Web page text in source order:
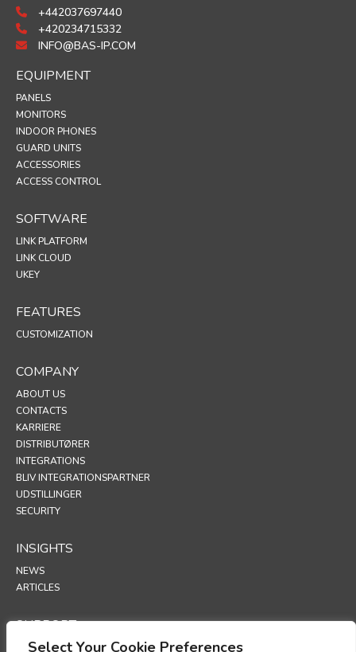
Select Your Cookie Preferences
+442037697440
+420234715332
INFO@BAS-IP.COM
EQUIPMENT
PANELS
MONITORS
INDOOR PHONES
GUARD UNITS
ACCESSORIES
ACCESS CONTROL
SOFTWARE
LINK PLATFORM
LINK CLOUD
UKEY
FEATURES
CUSTOMIZATION
COMPANY
ABOUT US
CONTACTS
KARRIERE
DISTRIBUTØRER
INTEGRATIONS
BLIV INTEGRATIONSPARTNER
UDSTILLINGER
SECURITY
INSIGHTS
NEWS
ARTICLES
SUPPORT
TECHNICAL PORTAL